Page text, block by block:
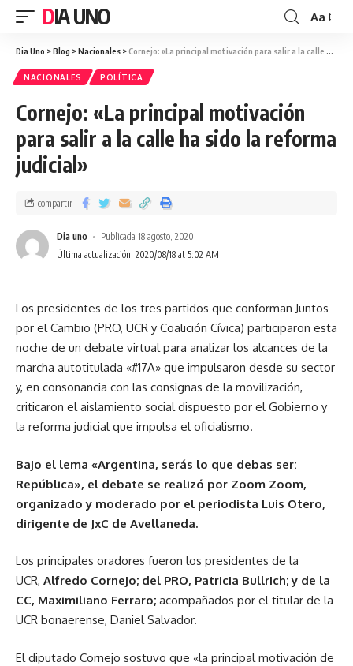
DIA UNO Aa
Dia Uno >Blog >Nacionales >Cornejo: «La principal motivación para salir a la calle ha sido la reforma judicial»
NACIONALES POLÍTICA
Cornejo: «La principal motivación
para salir a la calle ha sido la reforma
judicial»
Última actualización: 2020/08/18 at 5:02 AM
Dia uno Publicada 18 agosto, 2020
compartir
Los presidentes de los tres partidos que conforman Juntos
por el Cambio (PRO, UCR y Coalición Cívica) participaron esta
noche de un debate virtual para analizar los alcances de la
marcha autotitulada «#17A» que impulsaron desde su sector
y, en consonancia con las consignas de la movilización,
criticaron el aislamiento social dispuesto por el Gobierno y
la reforma judicial que impulsa el oficialismo.
Bajo el lema «Argentina, serás lo que debas ser:
República», el debate se realizó por Zoom Zoom,
organizado y moderado por el periodista Luis Otero,
dirigente de JxC de Avellaneda.
Los principales oradores fueron los presidentes de la
UCR, Alfredo Cornejo; del PRO, Patricia Bullrich; y de la
CC, Maximiliano Ferraro; acompañados por el titular de la
UCR bonaerense, Daniel Salvador.
El diputado Cornejo sostuvo que «la principal motivación de